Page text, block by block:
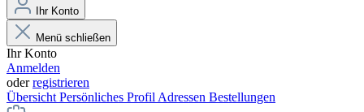
Ihr Konto
Menü schließen
Ihr Konto
Anmelden
oderregistrieren
Übersicht Persönliches Profil Adressen Bestellungen